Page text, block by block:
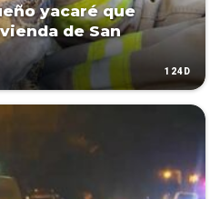
yacaré que
de San
124D